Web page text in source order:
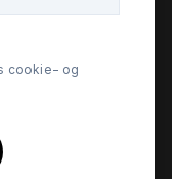
cookie- og